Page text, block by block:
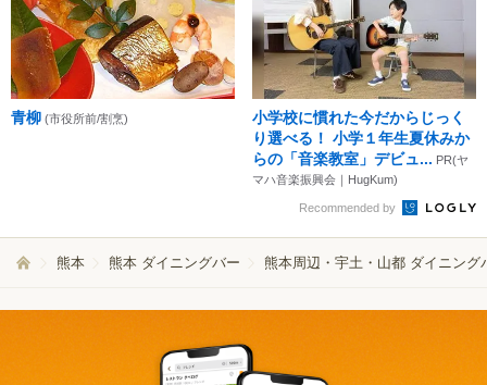
青柳 (市役所前/割烹)
小学校に慣れた今だからじっく
り選べる！ 小学１年生夏休みか
らの「音楽教室」デビュ... PR(ヤ
マハ音楽振興会｜HugKum)
Recommended by
熊本 熊本 ダイニングバー 熊本周辺・宇土・山都 ダイニング